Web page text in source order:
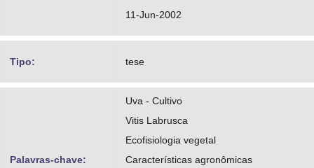
11-Jun-2002
Tipo: tese
Palavras-chave:
Uva - Cultivo
Vitis Labrusca
Ecofisiologia vegetal
Características agronômicas